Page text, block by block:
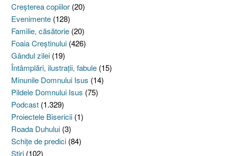
Creşterea copiilor (20)
Evenimente (128)
Familie, căsătorie (20)
Foaia Creştinului (426)
Gândul zilei (19)
Întâmplări, ilustraţii, fabule (15)
Minunile Domnului Isus (14)
Pildele Domnului Isus (75)
Podcast (1.329)
Proiectele Bisericii (1)
Roada Duhului (3)
Schiţe de predici (84)
Ştiri (102)